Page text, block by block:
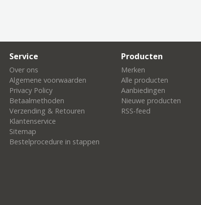
Service
Over ons
Algemene voorwaarden
Privacy Policy
Betaalmethoden
Verzending & Retouren
Klantenservice
Sitemap
Bestelprocedure in stappen
Producten
Merken
Alle producten
Aanbiedingen
Nieuwe producten
RSS-feed